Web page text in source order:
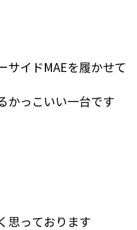
サイドMAEを履かせて
かっこいい一台です
思っております